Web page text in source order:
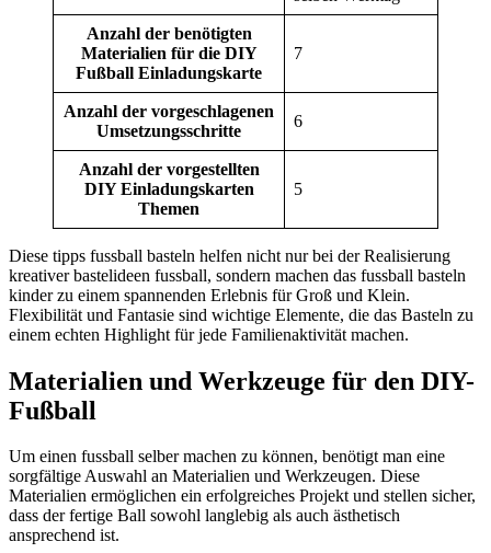
Anzahl der benötigten
Materialien für die DIY
Fußball Einladungskarte
7
Anzahl der vorgeschlagenen
Umsetzungsschritte
6
Anzahl der vorgestellten
DIY Einladungskarten
Themen
5
Diese tipps fussball basteln helfen nicht nur bei der Realisierung
kreativer bastelideen fussball, sondern machen das fussball basteln
kinder zu einem spannenden Erlebnis für Groß und Klein.
Flexibilität und Fantasie sind wichtige Elemente, die das Basteln zu
einem echten Highlight für jede Familienaktivität machen.
Materialien und Werkzeuge für den DIY-
Fußball
Um einen fussball selber machen zu können, benötigt man eine
sorgfältige Auswahl an Materialien und Werkzeugen. Diese
Materialien ermöglichen ein erfolgreiches Projekt und stellen sicher,
dass der fertige Ball sowohl langlebig als auch ästhetisch
ansprechend ist.